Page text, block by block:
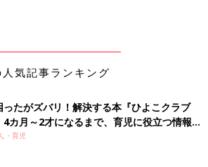
気記事ランキング
ったがズバリ！解決する本『ひよこクラブ
月～2才になるまで、育児に役立つ情報が
！
・育児